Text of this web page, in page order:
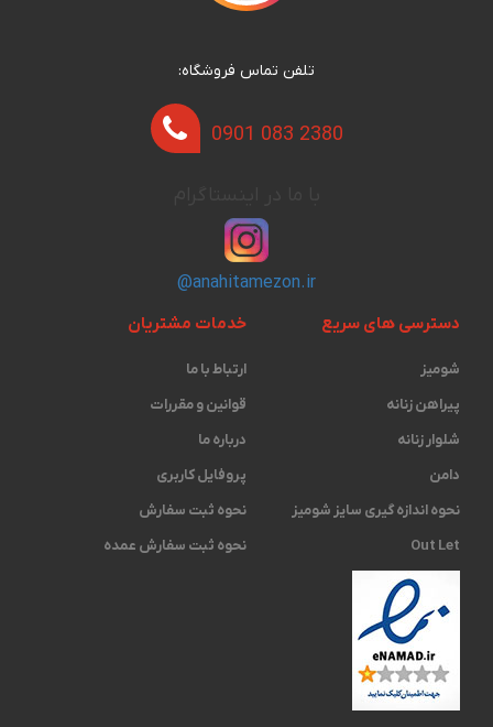
تلفن تماس فروشگاه:
0901 083 2380
@anahitamezon.ir
دسترسی های سریع
شومیز
پیراهن زنانه
شلوار زنانه
دامن
نحوه اندازه گیری ‫سایز شومیز
Out Let
خدمات مشتریان
ارتباط با ما
قوانین و مقررات
درباره ما
پروفایل کاربری
نحوه ثبت سفارش
نحوه ثبت سفارش عمده